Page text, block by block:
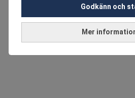
Mer
Godkänn och